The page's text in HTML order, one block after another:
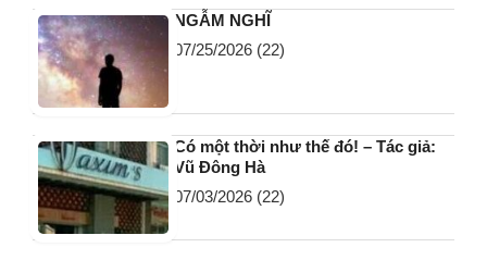
NGẪM NGHĨ
07/25/2026 (22)
Có một thời như thế đó! – Tác giả:
Vũ Đông Hà
07/03/2026 (22)